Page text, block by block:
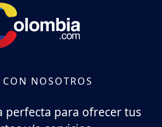
CON NOSOTROS
perfecta para ofrecer tus